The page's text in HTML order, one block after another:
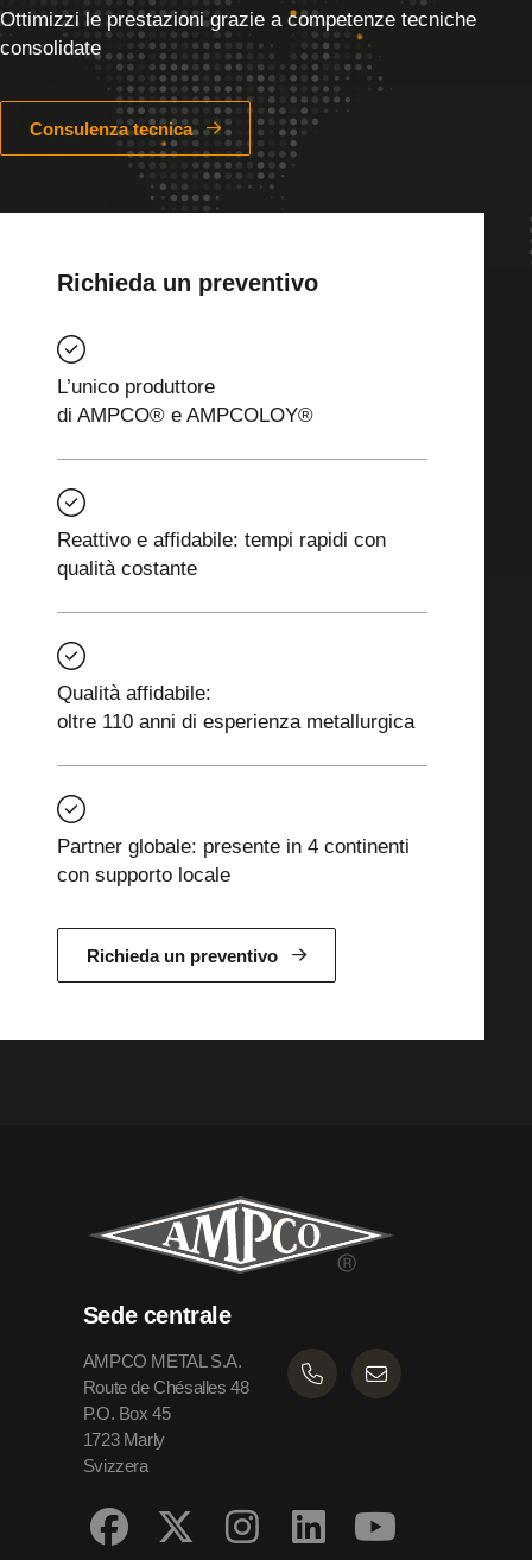
Ottimizzi le prestazioni grazie a competenze tecniche
consolidate
Consulenza tecnica
Richieda un preventivo
L’unico produttore
di AMPCO® e AMPCOLOY®
Reattivo e affidabile: tempi rapidi con
qualità costante
Qualità affidabile:
oltre 110 anni di esperienza metallurgica
Partner globale: presente in 4 continenti
con supporto locale
Richieda un preventivo
Sede centrale
AMPCO METAL S.A.
Route de Chésalles 48
P.O. Box 45
1723 Marly
Svizzera